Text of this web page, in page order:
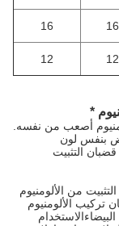
16
16
12
12
*
أصعب من نفسه.
بنفس لون
التثبيت
من الألومنيوم
الألومنيوم